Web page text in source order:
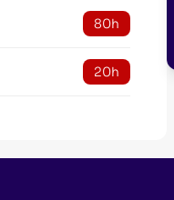
80h
20h